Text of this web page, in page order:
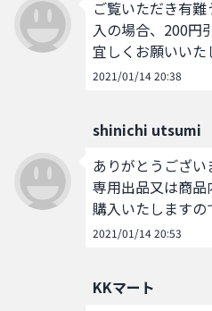
ご覧いただき有
入の場合、200円
宜しくお願いいた
2021/01/14 20:38
shinichi utsumi
ありがとうござい
専用出品又は商
購入いたしますの
2021/01/14 20:53
KKマート